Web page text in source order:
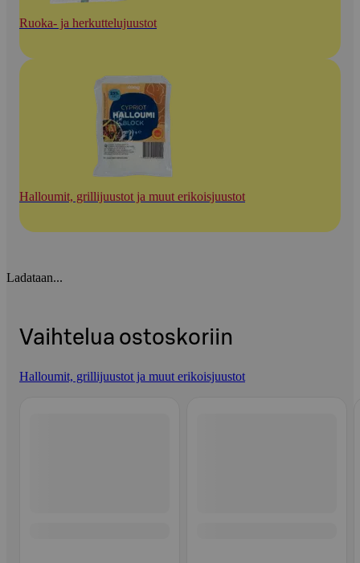
Ruoka- ja herkuttelujuustot
Halloumit, grillijuustot ja muut erikoisjuustot
Ladataan...
Vaihtelua ostoskoriin
Halloumit, grillijuustot ja muut erikoisjuustot